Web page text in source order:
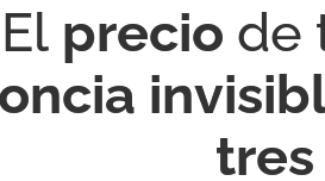
El precio de